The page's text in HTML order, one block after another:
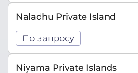
Naladhu Private Island
По запросу
Niyama Private Islands